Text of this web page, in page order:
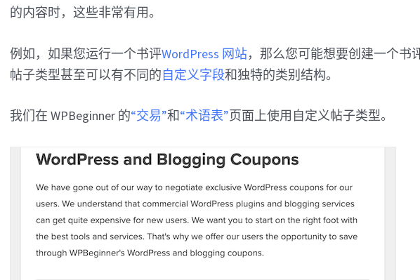
的内容时，这些非常有用。
例如，如果您运行一个书评WordPress 网站，那么您可能想要创建一个书
帖子类型甚至可以有不同的自定义字段和独特的类别结构。
我们在 WPBeginner 的“交易”和“术语表”页面上使用自定义帖子类型。